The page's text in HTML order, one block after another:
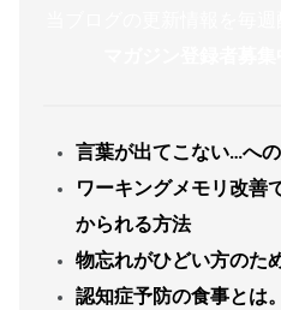
言葉が出てこない…へ
ワーキングメモリ改善
かられる方法
物忘れがひどい方のた
認知症予防の食事とは